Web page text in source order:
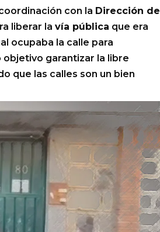
con la Dirección de
liberar la vía pública que era
ocupaba la calle para
garantizar la libre
que las calles son un bien